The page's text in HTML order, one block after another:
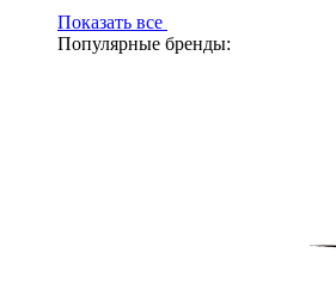
Показать все
Популярные бренды: